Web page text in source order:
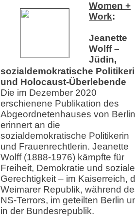
Women +
Work:
Jeanette
Wolff –
Jüdin,
sozialdemokratische
und Holocaust-Überlebende
Die im Dezember 2020
erschienene Publikation des
Abgeordnetenhauses von Berlin
erinnert an die
sozialdemokratische Politikerin
und Frauenrechtlerin. Jeanette
Wolff (1888-1976) kämpfte für
Freiheit, Demokratie und soziale
Gerechtigkeit – im Kaiserreich,
Weimarer Republik, während
NS-Terrors, im geteilten Berlin
in der Bundesrepublik.